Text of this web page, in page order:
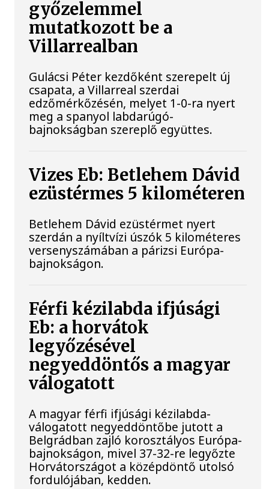
győzelemmel
mutatkozott be a
Villarrealban
Gulácsi Péter kezdőként szerepelt új
csapata, a Villarreal szerdai
edzőmérkőzésén, melyet 1-0-ra nyert
meg a spanyol labdarúgó-
bajnokságban szereplő együttes.
Vizes Eb: Betlehem Dávid
ezüstérmes 5 kilométeren
Betlehem Dávid ezüstérmet nyert
szerdán a nyíltvízi úszók 5 kilométeres
versenyszámában a párizsi Európa-
bajnokságon.
Férfi kézilabda ifjúsági
Eb: a horvátok
legyőzésével
negyeddöntős a magyar
válogatott
A magyar férfi ifjúsági kézilabda-
válogatott negyeddöntőbe jutott a
Belgrádban zajló korosztályos Európa-
bajnokságon, mivel 37-32-re legyőzte
Horvátországot a középdöntő utolsó
fordulójában, kedden.